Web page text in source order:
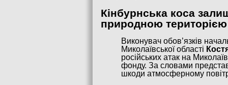
Кінбурнська коса
природною територією
Виконувач обов’язків
Миколаївської області
російських атак на
фонду. За словами
шкоди атмосферному